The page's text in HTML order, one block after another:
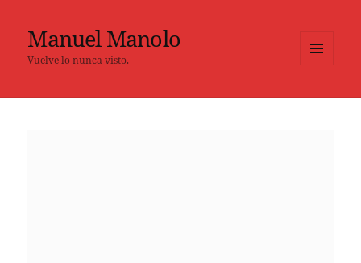
Manuel Manolo
Vuelve lo nunca visto.
WIDGETS